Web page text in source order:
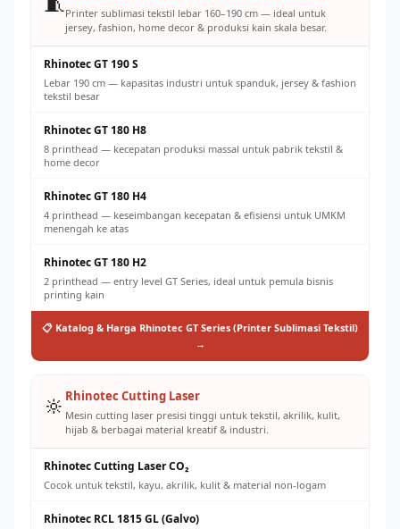
Printer sublimasi tekstil lebar 160–190 cm — ideal untuk
jersey, fashion, home decor & produksi kain skala besar.
Rhinotec GT 190 S
Lebar 190 cm — kapasitas industri untuk spanduk, jersey & fashion
tekstil besar
Rhinotec GT 180 H8
8 printhead — kecepatan produksi massal untuk pabrik tekstil &
home decor
Rhinotec GT 180 H4
4 printhead — keseimbangan kecepatan & efisiensi untuk UMKM
menengah ke atas
Rhinotec GT 180 H2
2 printhead — entry level GT Series, ideal untuk pemula bisnis
printing kain
📋 Katalog & Harga Rhinotec GT Series (Printer Sublimasi Tekstil)
→
🔆 Rhinotec Cutting Laser
Mesin cutting laser presisi tinggi untuk tekstil, akrilik, kulit,
hijab & berbagai material kreatif & industri.
Rhinotec Cutting Laser CO₂
Cocok untuk tekstil, kayu, akrilik, kulit & material non-logam
Rhinotec RCL 1815 GL (Galvo)